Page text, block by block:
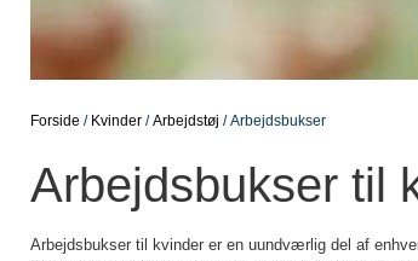
Forside / Kvinder /Arbejdstøj / Arbejdsbukser
Arbejdsbukser til
Arbejdsbukser til kvinder er en uundværlig del af